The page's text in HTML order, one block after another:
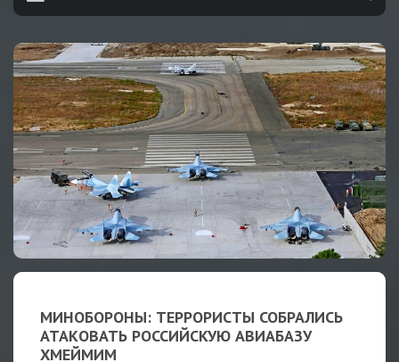
МИНОБОРОНЫ: ТЕРРОРИСТЫ СОБРАЛИСЬ
АТАКОВАТЬ РОССИЙСКУЮ АВИАБАЗУ
ХМЕЙМИМ